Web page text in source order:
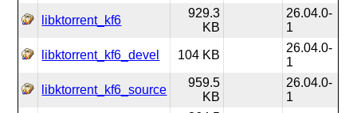
libktorrent_kf6
929.3
KB
26.04.0-
1
libktorrent_kf6_devel 104 KB
26.04.0-
1
libktorrent_kf6_source
959.5
KB
26.04.0-
1